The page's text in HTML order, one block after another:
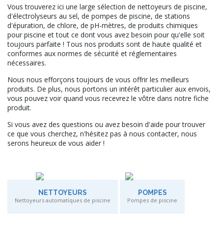
Vous trouverez ici une large sélection de nettoyeurs de piscine,
d'électrolyseurs au sel, de pompes de piscine, de stations
d'épuration, de chlore, de pH-mètres, de produits chimiques
pour piscine et tout ce dont vous avez besoin pour qu'elle soit
toujours parfaite ! Tous nos produits sont de haute qualité et
conformes aux normes de sécurité et réglementaires
nécessaires.
Nous nous efforçons toujours de vous offrir les meilleurs
produits. De plus, nous portons un intérêt particulier aux envois,
vous pouvez voir quand vous recevrez le vôtre dans notre fiche
produit.
Si vous avez des questions ou avez besoin d'aide pour trouver
ce que vous cherchez, n'hésitez pas à nous contacter, nous
serons heureux de vous aider !
NETTOYEURS
Nettoyeurs automatiques de piscine
POMPES
Pompes de piscine